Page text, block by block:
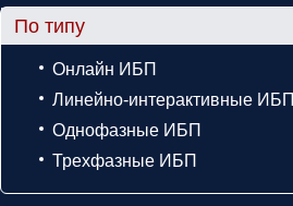
По типу
Онлайн ИБП
Линейно-интерактивные ИБП
Однофазные ИБП
Трехфазные ИБП